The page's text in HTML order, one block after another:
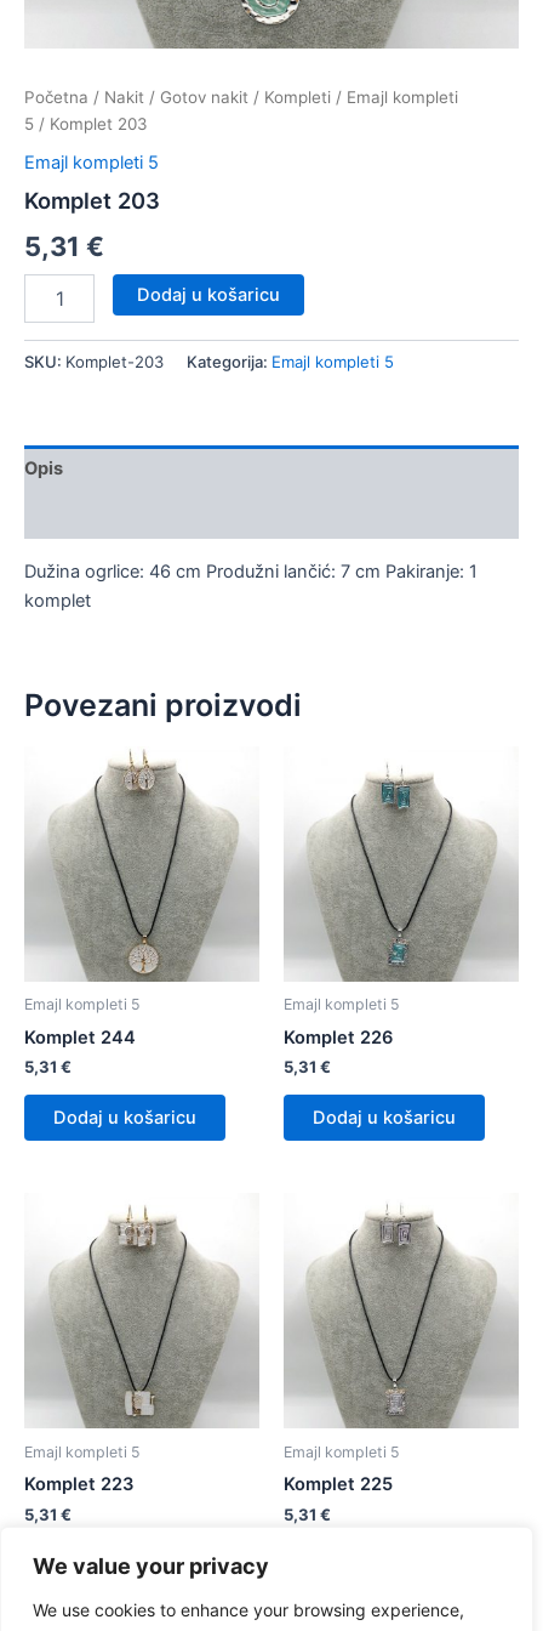
We value your privacy
We use cookies to enhance your browsing experience,
Početna / Nakit / Gotov nakit / Kompleti / Emajl kompleti
5 / Komplet 203
Emajl kompleti 5
Komplet 203
5,31 €
Dodaj u košaricu
SKU: Komplet-203 Kategorija: Emajl kompleti 5
Opis
Dužina ogrlice: 46 cm Produžni lančić: 7 cm Pakiranje: 1
komplet
Povezani proizvodi
Emajl kompleti 5
Komplet 244
5,31 €
Dodaj u košaricu
Emajl kompleti 5
Komplet 226
5,31 €
Dodaj u košaricu
Emajl kompleti 5
Komplet 223
5,31 €
Dodaj u košaricu
Emajl kompleti 5
Komplet 225
5,31 €